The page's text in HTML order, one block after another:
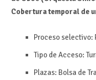
Cobertura temporal de
Proceso selectivo:
Tipo de Acceso:
Plazas: Bolsa de